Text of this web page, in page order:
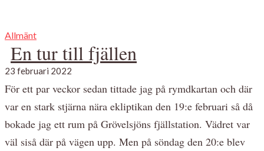
Allmänt
En tur till fjällen
23 februari 2022
För ett par veckor sedan tittade jag på rymdkartan och där
var en stark stjärna nära ekliptikan den 19:e februari så då
bokade jag ett rum på Grövelsjöns fjällstation. Vädret var
väl siså där på vägen upp. Men på söndag den 20:e blev